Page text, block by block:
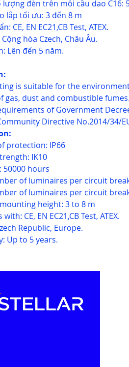
lượng đèn trên mỗi cầu dao C16:
lắp tối ưu: 3 đến 8 m
CE, EN EC21,CB Test, ATEX.
hòa Czech, Châu Âu.
Lên đến 5 năm.
is suitable for the
gas, dust and combustible
of Government
Directive No.2014/34/
protection: IP66
IK10
50000 hours
of luminaires per circuit
of luminaires per circuit
height: 3 to 8 m
CE, EN EC21,CB Test, ATEX.
Republic, Europe.
Up to 5 years.